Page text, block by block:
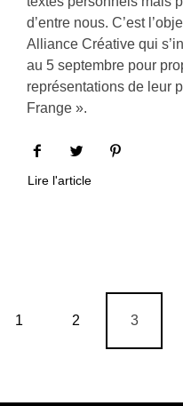
d’entre nous. C’est
Alliance Créative qui
au 5 septembre pour
représentations de leur
Frange ».
Lire l'article
1 2 3